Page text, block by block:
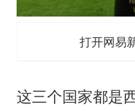
打开网易
这三个国家都是